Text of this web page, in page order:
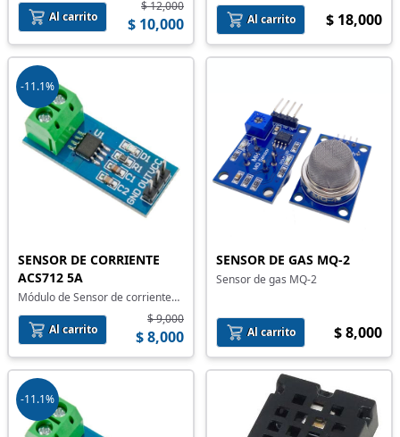
Al carrito
$ 12,000
$ 10,000
convertidor HX711
Al carrito
$ 18,000
-11.1%
SENSOR DE CORRIENTE
ACS712 5A
Módulo de Sensor de corriente
ACS712 5A
Al carrito
$ 9,000
$ 8,000
SENSOR DE GAS MQ-2
Sensor de gas MQ-2
Al carrito $ 8,000
-11.1%